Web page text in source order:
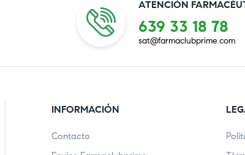
ATENCIÓN
639 33 18 78
sat@farmaclubprime.com
INFORMACIÓN
Contacto